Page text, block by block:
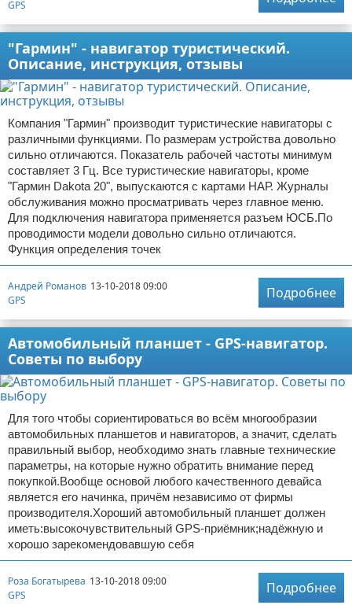
GPS
"Гармин" - навигатор туристический.
Описание, инструкция, отзывы
Компания "Гармин" производит туристические навигаторы с
различными функциями. По размерам устройства довольно
сильно отличаются. Показатель рабочей частоты минимум
составляет 3 Гц. Все туристические навигаторы, кроме
"Гармин Dakota 20", выпускаются с картами НАР. Журналы
обслуживания можно просматривать через главное меню.
Для подключения навигатора применяется разъем ЮСБ.По
проводимости модели довольно сильно отличаются.
Функция определения точек
Андрей Романов 13-10-2018 09:00
GPS
Подробнее
Автомобильный планшет - GPS-навигатор.
Советы по выбору
Для того чтобы сориентироваться во всём многообразии
автомобильных планшетов и навигаторов, а значит, сделать
правильный выбор, необходимо знать главные технические
параметры, на которые нужно обратить внимание перед
покупкой.Вообще основой любого качественного девайса
является его начинка, причём независимо от фирмы
производителя.Хороший автомобильный планшет должен
иметь:высокочувствительный GPS-приёмник;надёжную и
хорошо зарекомендовавшую себя
Роза Богатырева 13-10-2018 09:00
GPS
Подробнее